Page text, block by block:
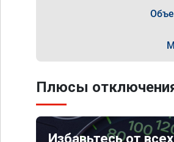
Плюсы
Избавьтесь от всех